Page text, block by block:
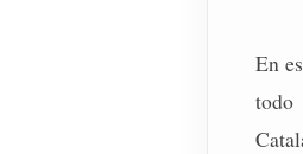
En
todo